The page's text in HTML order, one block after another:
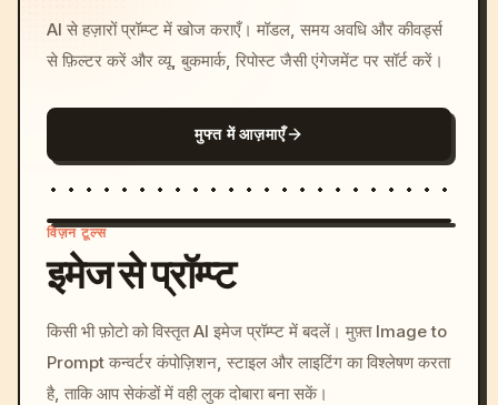
AI से हज़ारों प्रॉम्प्ट में खोज कराएँ। मॉडल, समय अवधि और कीवर्ड्स
से फ़िल्टर करें और व्यू, बुकमार्क, रिपोस्ट जैसी एंगेजमेंट पर सॉर्ट करें।
मुफ्त में आज़माएँ
c, cyberpunk sunset, neon
colors, 8k --v 6.0
विज़न टूल्स
इमेज से प्रॉम्प्ट
किसी भी फ़ोटो को विस्तृत AI इमेज प्रॉम्प्ट में बदलें। मुफ़्त Image to
Prompt कन्वर्टर कंपोज़िशन, स्टाइल और लाइटिंग का विश्लेषण करता
है, ताकि आप सेकंडों में वही लुक दोबारा बना सकें।